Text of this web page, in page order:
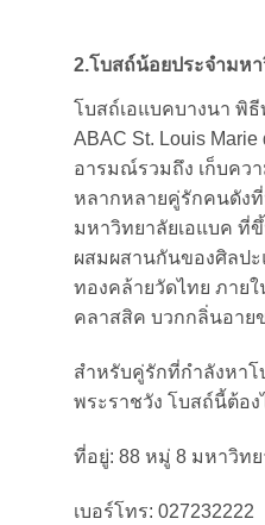
2.โบสถ์น้อยประจำมห
โบสถ์เอแบคบางนา พิ
ABAC St. Louis
อารมณ์รวมถึง เก็บคว
หลากหลายคู่รักคนดัง
มหาวิทยาลัยเอแบค ที่
ผสมผสานกันของศิลปะ
ทองคล้ายวัดไทย ภาย
คลาสสิค บวกกลิ่นอาย
สำหรับคู่รักที่กำลังหาโ
พระราชวัง โบสถ์นี้ต้อ
ที่อยู่: 88 หมู่ 8 มหาวิทย
เบอร์โทร: 027232222